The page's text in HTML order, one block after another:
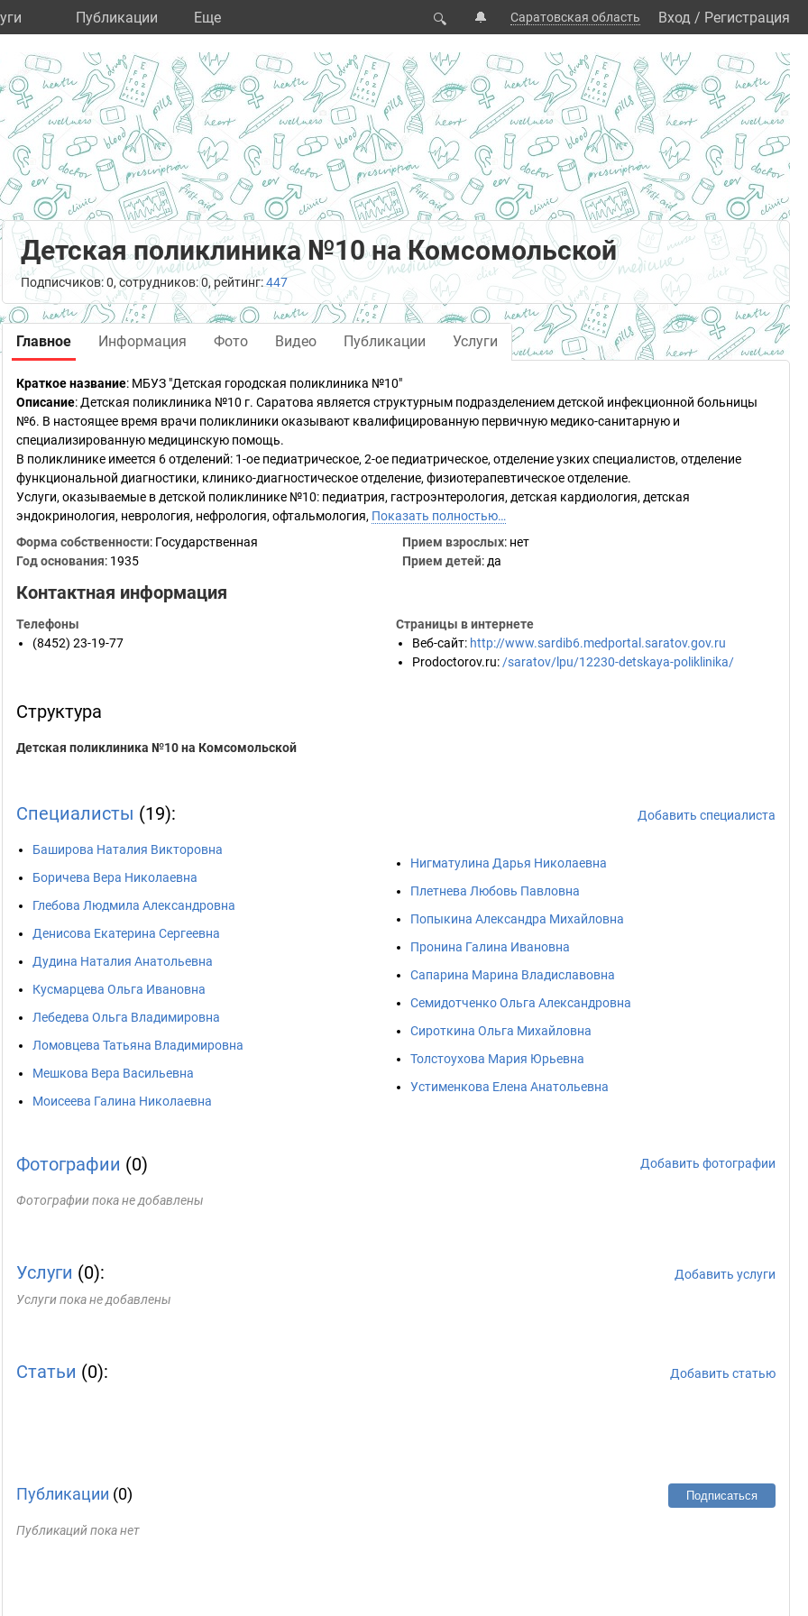
Публикации Eще 🔍 🔔 Саратовская область Вход / Регистрация
Детская поликлиника №10 на Комсомольской
Подписчиков: 0, сотрудников: 0, рейтинг:447
Главное Информация Фото Видео Публикации Услуги
Краткое название: МБУЗ "Детская городская поликлиника №10"
Описание: Детская поликлиника №10 г. Саратова является структурным подразделением детской инфекционной больницы
№6. В настоящее время врачи поликлиники оказывают квалифицированную первичную медико-санитарную и
специализированную медицинскую помощь.
В поликлинике имеется 6 отделений: 1-ое педиатрическое, 2-ое педиатрическое, отделение узких специалистов, отделение
функциональной диагностики, клинико-диагностическое отделение, физиотерапевтическое отделение.
Услуги, оказываемые в детской поликлинике №10: педиатрия, гастроэнтерология, детская кардиология, детская
эндокринология, неврология, нефрология, офтальмология, Показать полностью…
Форма собственности: Государственная
Год основания: 1935
Прием взрослых: нет
Прием детей: да
Контактная информация
Телефоны
(8452) 23-19-77
Страницы в интернете
Веб-сайт: http://www.sardib6.medportal.saratov.gov.ru
Prodoctorov.ru: /saratov/lpu/12230-detskaya-poliklinika/
Структура
Детская поликлиника №10 на Комсомольской
Специалисты (19): Добавить специалиста
Баширова Наталия Викторовна
Боричева Вера Николаевна
Глебова Людмила Александровна
Денисова Екатерина Сергеевна
Дудина Наталия Анатольевна
Кусмарцева Ольга Ивановна
Лебедева Ольга Владимировна
Ломовцева Татьяна Владимировна
Мешкова Вера Васильевна
Моисеева Галина Николаевна
Нигматулина Дарья Николаевна
Плетнева Любовь Павловна
Попыкина Александра Михайловна
Пронина Галина Ивановна
Сапарина Марина Владиславовна
Семидотченко Ольга Александровна
Сироткина Ольга Михайловна
Толстоухова Мария Юрьевна
Устименкова Елена Анатольевна
Фотографии (0) Добавить фотографии
Фотографии пока не добавлены
Услуги (0):
Добавить услуги
Услуги пока не добавлены
Статьи (0): Добавить статью
Публикации (0) Подписаться
Публикаций пока нет